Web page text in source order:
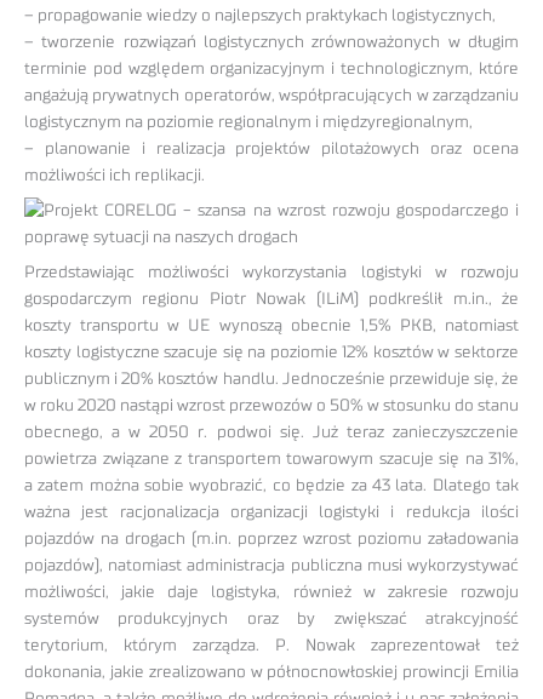
– propagowanie wiedzy o najlepszych praktykach logistycznych,
– tworzenie rozwiązań logistycznych zrównoważonych w długim
terminie pod względem organizacyjnym i technologicznym, które
angażują prywatnych operatorów, współpracujących w zarządzaniu
logistycznym na poziomie regionalnym i międzyregionalnym,
– planowanie i realizacja projektów pilotażowych oraz ocena
możliwości ich replikacji.
Przedstawiając możliwości wykorzystania logistyki w rozwoju
gospodarczym regionu Piotr Nowak (ILiM) podkreślił m.in., że
koszty transportu w UE wynoszą obecnie 1,5% PKB, natomiast
koszty logistyczne szacuje się na poziomie 12% kosztów w sektorze
publicznym i 20% kosztów handlu. Jednocześnie przewiduje się, że
w roku 2020 nastąpi wzrost przewozów o 50% w stosunku do stanu
obecnego, a w 2050 r. podwoi się. Już teraz zanieczyszczenie
powietrza związane z transportem towarowym szacuje się na 31%,
a zatem można sobie wyobrazić, co będzie za 43 lata. Dlatego tak
ważna jest racjonalizacja organizacji logistyki i redukcja ilości
pojazdów na drogach (m.in. poprzez wzrost poziomu załadowania
pojazdów), natomiast administracja publiczna musi wykorzystywać
możliwości, jakie daje logistyka, również w zakresie rozwoju
systemów produkcyjnych oraz by zwiększać atrakcyjność
terytorium, którym zarządza. P. Nowak zaprezentował też
dokonania, jakie zrealizowano w północnowłoskiej prowincji Emilia